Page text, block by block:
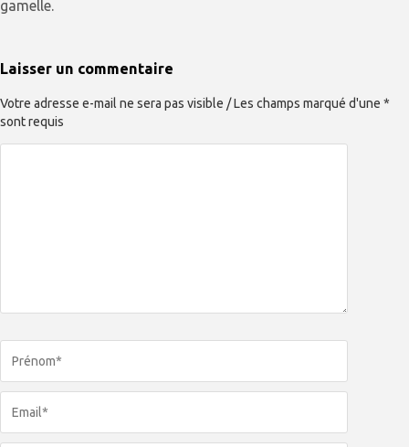
gamelle.
Laisser un commentaire
Votre adresse e-mail ne sera pas visible / Les champs marqué d'une *
sont requis